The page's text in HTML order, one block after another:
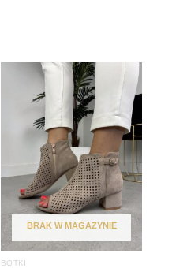
BRAK W MAGAZYNIE
BOTKI